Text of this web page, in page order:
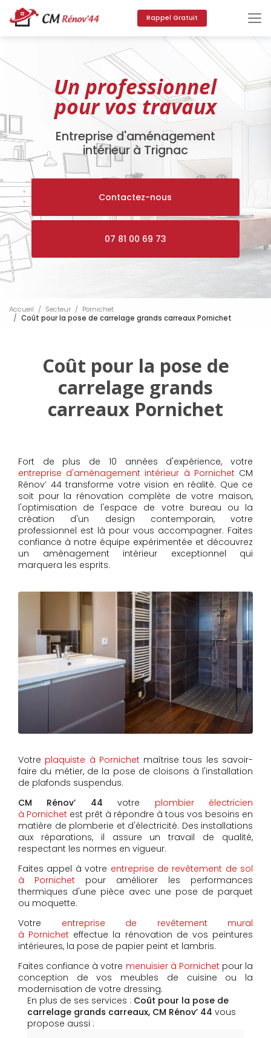
au
contenu
principal
Rappel Gratuit
Un professionnel
pour vos travaux
Entreprise d'aménagement
intérieur à Trignac
Contactez-nous
07 81 00 69 73
Accueil Secteur
Pornichet
Coût pour la pose de carrelage grands carreaux Pornichet
Coût pour la pose de
carrelage grands
carreaux Pornichet
Fort de plus de 10 années d'expérience, votre
entreprise d'aménagement intérieur à PornichetCM
Rénov’ 44 transforme votre vision en réalité. Que ce
soit pour la rénovation complète de votre maison,
l'optimisation de l'espace de votre bureau ou la
création d'un design contemporain, votre
professionnel est là pour vous accompagner. Faites
confiance à notre équipe expérimentée et découvrez
un aménagement intérieur exceptionnel qui
marquera les esprits.
Votre plaquiste à Pornichetmaîtrise tous les savoir-
faire du métier, de la pose de cloisons à l'installation
de plafonds suspendus.
CM Rénov’ 44 votre plombier électricien
à Pornichet est prêt à répondre à tous vos besoins en
matière de plomberie et d'électricité. Des installations
aux réparations, il assure un travail de qualité,
respectant les normes en vigueur.
Faites appel à votre entreprise de revêtement de sol
à Pornichet pour améliorer les performances
thermiques d'une pièce avec une pose de parquet
ou moquette.
Votre entreprise de revêtement mural
à Pornichet effectue la rénovation de vos peintures
intérieures, la pose de papier peint et lambris.
Faites confiance à votre menuisier à Pornichetpour la
conception de vos meubles de cuisine ou la
modernisation de votre dressing.
En plus de ses services : Coût pour la pose de
carrelage grands carreaux, CM Rénov’ 44 vous
propose aussi :